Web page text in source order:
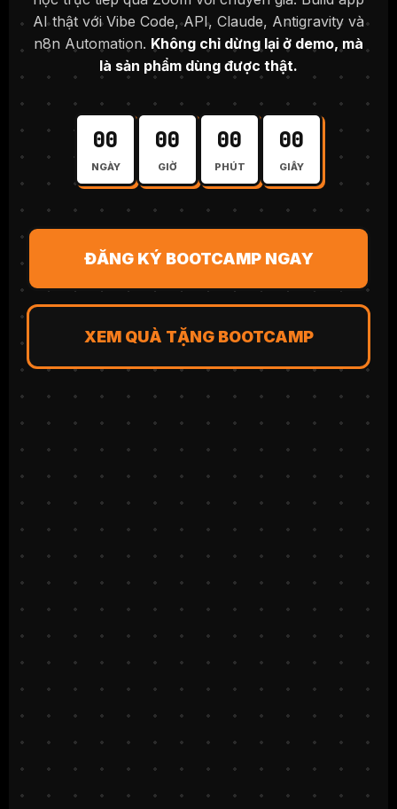
AI thật với Vibe Code, API, Claude, Antigravity và
n8n Automation. Không chỉ dừng lại ở demo, mà
là sản phẩm dùng được thật.
00
NGÀY
00
GIỜ
00
PHÚT
00
GIÂY
ĐĂNG KÝ BOOTCAMP NGAY
XEM QUÀ TẶNG BOOTCAMP